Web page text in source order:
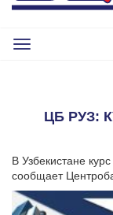
Toggle
ЦБ РУЗ:
В Узбекистане
сообщает